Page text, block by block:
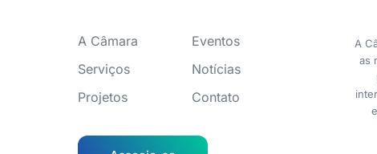
A Câmara
Serviços
Projetos
Eventos
Notícias
Contato
A
as